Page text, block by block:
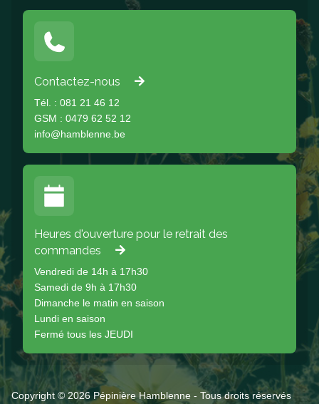
Contactez-nous
Tél. : 081 21 46 12
GSM : 0479 62 52 12
info@hamblenne.be
Heures d'ouverture pour le retrait des
commandes
Vendredi de 14h à 17h30
Samedi de 9h à 17h30
Dimanche le matin en saison
Lundi en saison
Fermé tous les JEUDI
Copyright © 2026 Pépinière Hamblenne - Tous droits réservés